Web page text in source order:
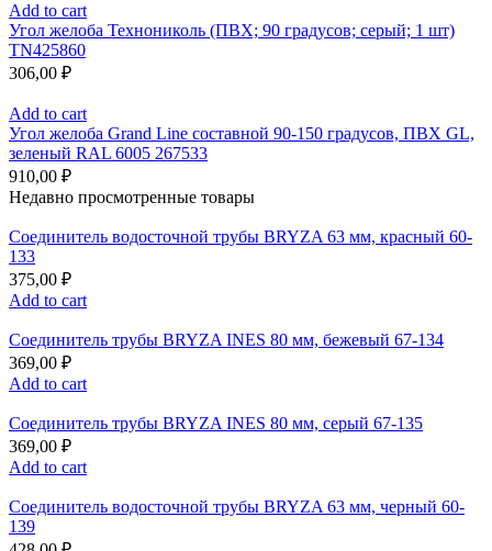
Add to cart
Угол желоба Технониколь (ПВХ; 90 градусов; серый; 1 шт)
TN425860
306,00 ₽
Add to cart
Угол желоба Grand Line составной 90-150 градусов, ПВХ GL,
зеленый RAL 6005 267533
910,00 ₽
Недавно просмотренные товары
Соединитель водосточной трубы BRYZA 63 мм, краcный 60-
133
375,00 ₽
Add to cart
Соединитель трубы BRYZA INES 80 мм, бежевый 67-134
369,00 ₽
Add to cart
Соединитель трубы BRYZA INES 80 мм, серый 67-135
369,00 ₽
Add to cart
Соединитель водосточной трубы BRYZA 63 мм, черный 60-
139